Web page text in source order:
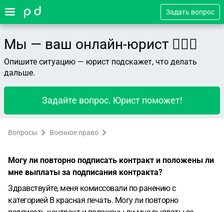
Задать вопрос
Мы — ваш онлайн-юрист 👨🏻‍⚖️
Опишите ситуацию — юрист подскажет, что делать
дальше.
Задайте вопрос. Юрист поможет!
Вопросы Военное право
Могу ли повторно подписать контракт и положены ли
мне выплаты за подписания контракта?
Здравствуйте, меня комиссовали по ранению с
категорией В красная печать. Могу ли повторно